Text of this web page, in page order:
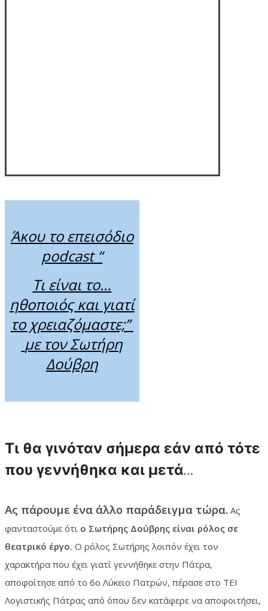
Άκου το επεισόδιο
podcast “
Τι είναι το…
ηθοποιός και γιατί
το χρειαζόμαστε;”
με τον Σωτήρη
Δούβρη
Τι θα γινόταν σήμερα εάν από τότε
που γεννήθηκα και μετά…
Ας πάρουμε ένα άλλο παράδειγμα τώρα. Ας
φανταστούμε ότι ο Σωτήρης Δούβρης είναι ρόλος σε
θεατρικό έργο. Ο ρόλος Σωτήρης λοιπόν έχει τον
χαρακτήρα που έχει γιατί γεννήθηκε στην Πάτρα,
αποφοίτησε από το 6ο Λύκειο Πατρών, πέρασε στο ΤΕΙ
Λογιστικής Πάτρας από όπου δεν κατάφερε να αποφοιτήσει,